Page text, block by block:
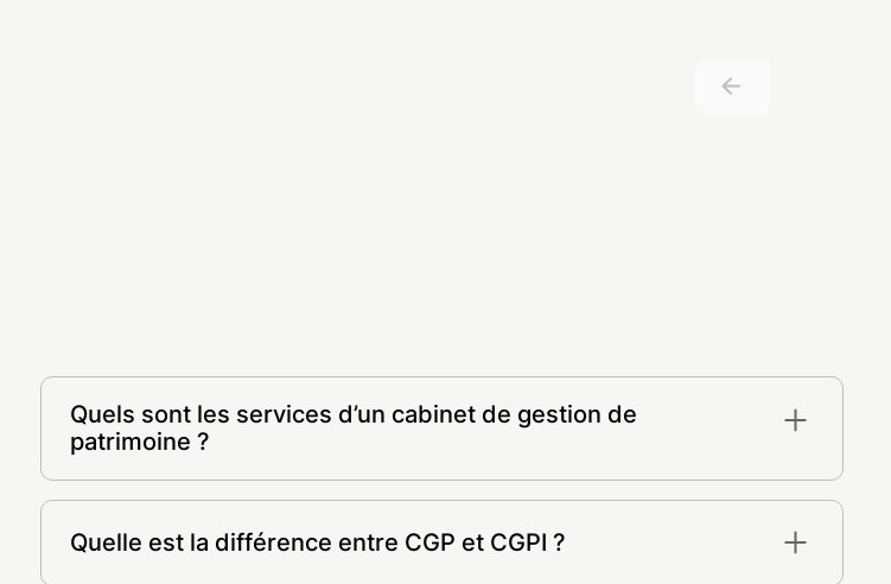
Quels sont les services d’un cabinet de gestion de
patrimoine ?
- Optimisation de votre fiscalité
Quelle est la différence entre CGP et CGPI ?